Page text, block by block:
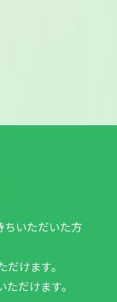
いただいた方
けます。
だけます。